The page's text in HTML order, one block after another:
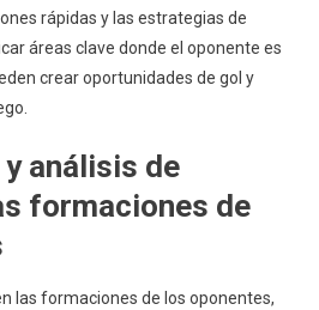
rápidas y las estrategias de
áreas clave donde el oponente es
crear oportunidades de gol y
análisis de
formaciones de
las formaciones de los oponentes,